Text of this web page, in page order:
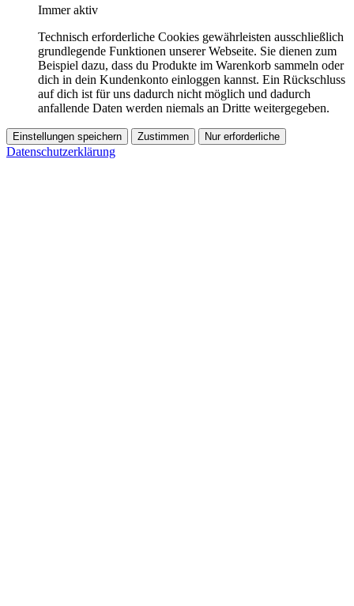
Immer aktiv
Technisch erforderliche Cookies gewährleisten ausschließlich
grundlegende Funktionen unserer Webseite. Sie dienen zum
Beispiel dazu, dass du Produkte im Warenkorb sammeln oder
dich in dein Kundenkonto einloggen kannst. Ein Rückschluss
auf dich ist für uns dadurch nicht möglich und dadurch
anfallende Daten werden niemals an Dritte weitergegeben.
Einstellungen speichern Zustimmen Nur erforderliche
Datenschutzerklärung